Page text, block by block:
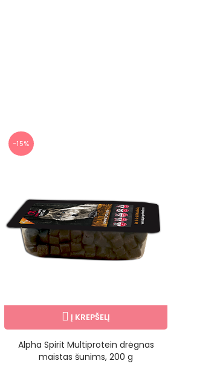
−15%
Į KREPŠELĮ
Alpha Spirit Multiprotein drėgnas
maistas šunims, 200 g